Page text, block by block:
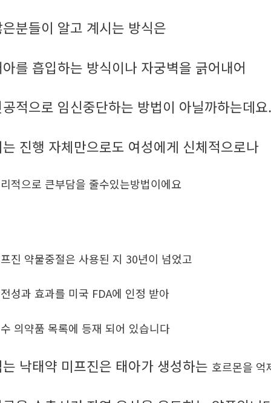
분들이 알고 계시는 방식은
를 흡입하는 방식이나 자궁벽을 긁어내어
적으로 임신중단하는 방법이 아닐까하는데
진행 자체만으로도 여성에게 신체적으로나
적으로 큰부담을 줄수있는방법이에요
진 약물중절은 사용된 지 30년이 넘었고
성과 효과를 미국 FDA에 인정 받아
의약품 목록에 등재 되어 있습니다
낙태약 미프진은 태아가 생성하는 호르몬을